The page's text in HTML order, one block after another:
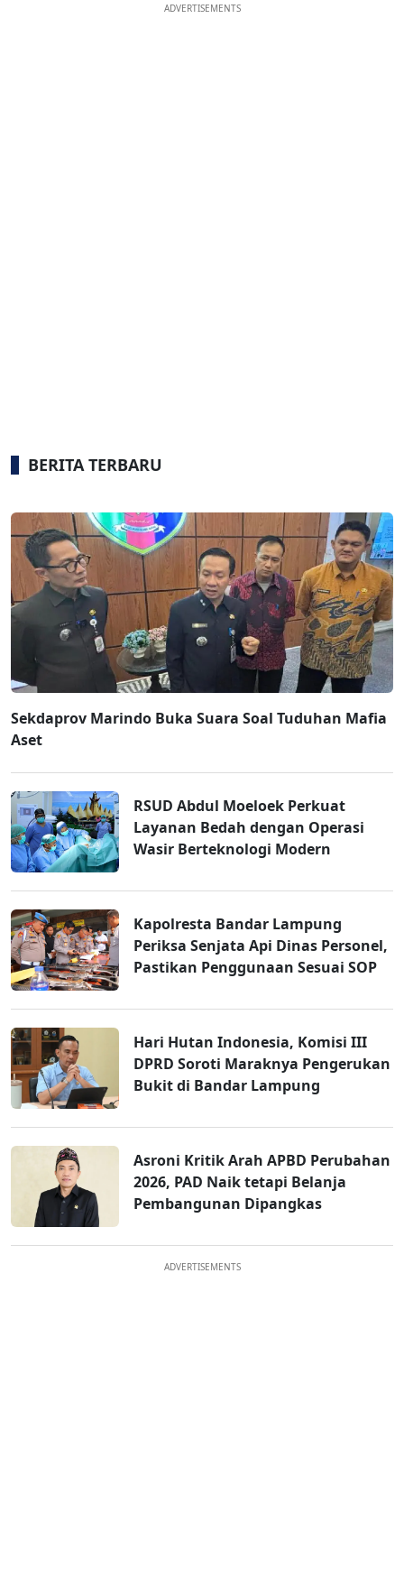
ADVERTISEMENTS
BERITA TERBARU
Sekdaprov Marindo Buka Suara Soal Tuduhan Mafia
Aset
RSUD Abdul Moeloek Perkuat
Layanan Bedah dengan Operasi
Wasir Berteknologi Modern
Kapolresta Bandar Lampung
Periksa Senjata Api Dinas Personel,
Pastikan Penggunaan Sesuai SOP
Hari Hutan Indonesia, Komisi III
DPRD Soroti Maraknya Pengerukan
Bukit di Bandar Lampung
Asroni Kritik Arah APBD Perubahan
2026, PAD Naik tetapi Belanja
Pembangunan Dipangkas
ADVERTISEMENTS